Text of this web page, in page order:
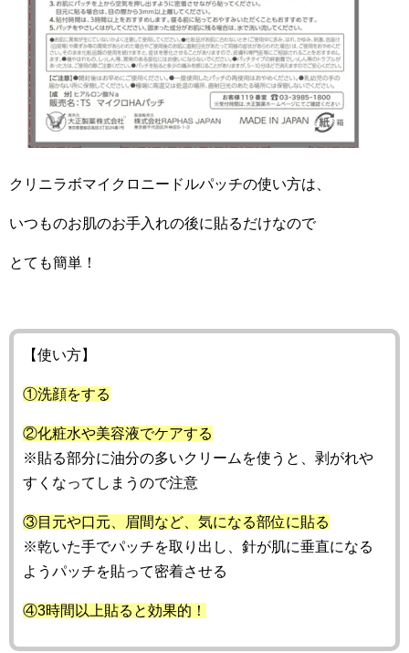
クリニラボマイクロニードルパッチの使い方は、
いつものお肌のお手入れの後に貼るだけなので
とても簡単！
【使い方】
①洗顔をする
②化粧水や美容液でケアする
※貼る部分に油分の多いクリームを使うと、剥がれや
すくなってしまうので注意
③目元や口元、眉間など、気になる部位に貼る
※乾いた手でパッチを取り出し、針が肌に垂直になる
ようパッチを貼って密着させる
④3時間以上貼ると効果的！